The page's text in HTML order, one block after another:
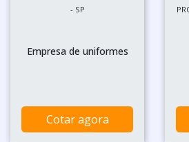
- SP
Empresa de uniformes
Cotar agora